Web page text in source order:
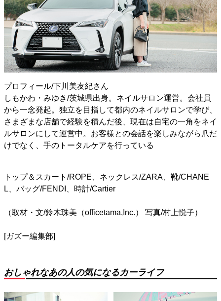
プロフィール/下川美友紀さん
しもかわ・みゆき/茨城県出身。ネイルサロン運営。会社員
から一念発起。独立を目指して都内のネイルサロンで学び、
さまざまな店舗で経験を積んだ後、現在は自宅の一角をネイ
ルサロンにして運営中。お客様との会話を楽しみながら爪だ
けでなく、手のトータルケアを行っている
トップ＆スカート/ROPE、ネックレス/ZARA、靴/CHANE
L、バッグ/FENDI、時計/Cartier
（取材・文/鈴木珠美（officetama,Inc.） 写真/村上悦子）
[ガズー編集部]
おしゃれなあの人の気になるカーライフ